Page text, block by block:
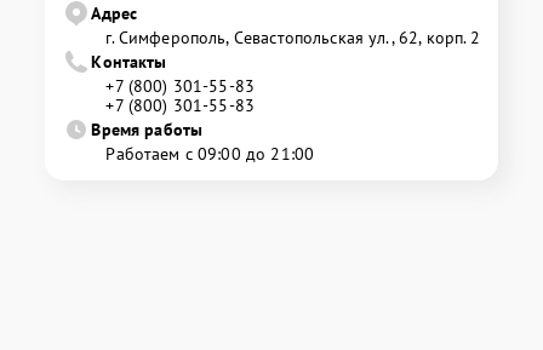
Адрес
г. Симферополь, Севастопольская ул., 62, корп. 2
Контакты
+7 (800) 301-55-83
+7 (800) 301-55-83
Время работы
Работаем с 09:00 до 21:00